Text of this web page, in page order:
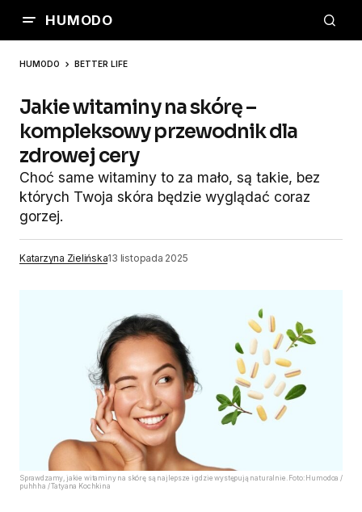
HUMODO
HUMODO BETTER LIFE
Jakie witaminy na skórę –
kompleksowy przewodnik dla
zdrowej cery
Choć same witaminy to za mało, są takie, bez
których Twoja skóra będzie wyglądać coraz
gorzej.
Katarzyna Zielińska13 listopada 2025
Sprawdzamy, jakie witaminy na skórę są najlepsze i gdzie występują naturalnie. Foto: Humodoa /
puhhha / Tatyana Kochkina